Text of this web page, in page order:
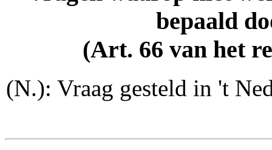
bepaald
(Art. 66 van het
(N.): Vraag gesteld in 't